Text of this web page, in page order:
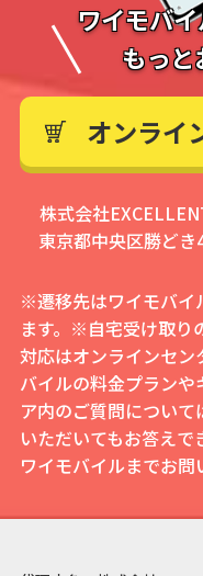
ワイモバ
もっと
オンライ
株式会社
東京都中央区勝ど
※遷移先はワイモバイ
ます。※自宅受け取り
対応はオンラインセン
バイルの料金プラン
ア内のご質問につい
いただいてもお答え
ワイモバイルまでお問